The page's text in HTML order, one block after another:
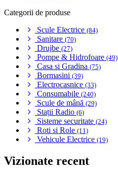
Categorii de produse
Scule Electrice (84)
Sanitare (70)
Drujbe (27)
Pompe & Hidrofoare (49)
Casa si Gradina (75)
Bormasini (39)
Electrocasnice (33)
Consumabile (240)
Scule de mână (29)
Stații Radio (6)
Sisteme securitate (24)
Roti si Role (11)
Vehicule Electrice (19)
Vizionate recent